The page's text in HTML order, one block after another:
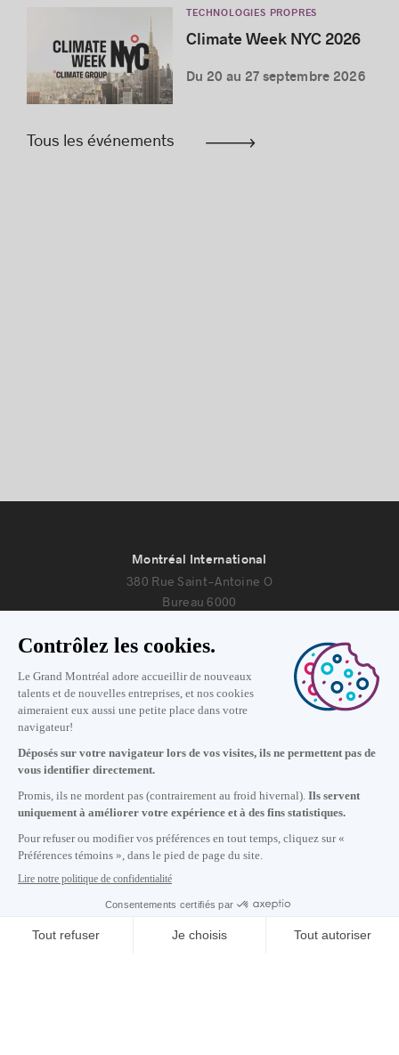
TECHNOLOGIES PROPRES
Climate Week NYC 2026
Du 20 au 27 septembre 2026
Tous les événements
S'abonner à notre infolettre
Carrières
À propos de nous
Montréal International
380 Rue Saint-Antoine O
Bureau 6000
Nous joindre
Lundi au vendredi de 8h30 à 17h.